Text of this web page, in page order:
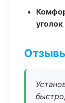
уголок